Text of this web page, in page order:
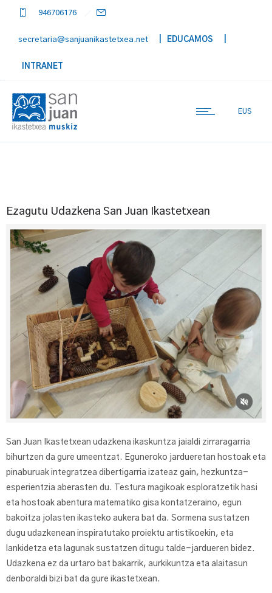
946706176
secretaria@sanjuanikastetxea.net | EDUCAMOS
INTRANET
EUS
Ezagutu Udazkena San Juan Ikastetxean
San Juan Ikastetxean udazkena ikaskuntza jaialdi zirraragarria
bihurtzen da gure umeentzat. Eguneroko jardueretan hostoak eta
pinaburuak integratzea dibertigarria izateaz gain, hezkuntza-
esperientzia aberasten du. Testura magikoak esploratzetik hasi
eta hostoak abentura matematiko gisa kontatzeraino, egun
bakoitza jolasten ikasteko aukera bat da. Sormena sustatzen
dugu udazkenean inspiratutako proiektu artistikoekin, eta
lankidetza eta lagunak sustatzen ditugu talde-jardueren bidez.
Udazkena ez da urtaro bat bakarrik, aurkikuntza eta alaitasun
denboraldi bizi bat da gure ikastetxean.